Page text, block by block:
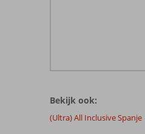
door
onze
klanten
Bekijk ook:
(Ultra) All Inclusive Spanje